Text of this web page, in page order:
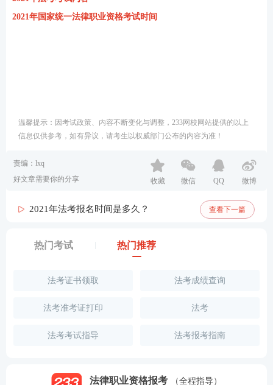
2021年国家统一法律职业资格考试时间
温馨提示：因考试政策、内容不断变化与调整，233网校网站提供的以上
信息仅供参考，如有异议，请考生以权威部门公布的内容为准！
责编：lxq
好文章需要你的分享
收藏 微信 QQ 微博
2021年法考报名时间是多久？ 查看下一篇
热门考试 热门推荐
法考证书领取 法考成绩查询
法考准考证打印 法考
法考考试指导 法考报考指南
法律职业资格报考
（全程指导）